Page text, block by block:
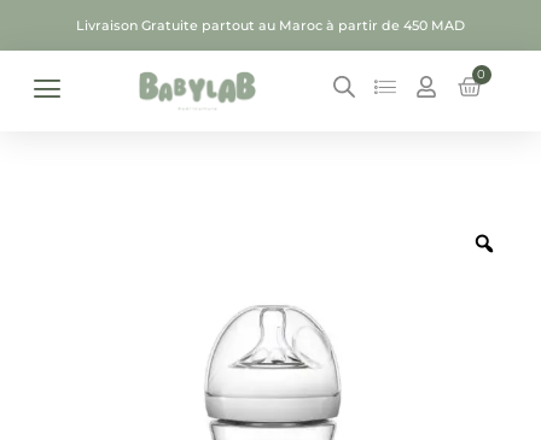
Livraison Gratuite partout au Maroc à partir de 450 MAD
0